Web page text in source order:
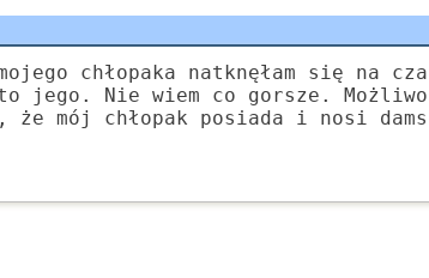
chłopaka natknęłam się na
Nie wiem co gorsze.
mój chłopak posiada i nosi